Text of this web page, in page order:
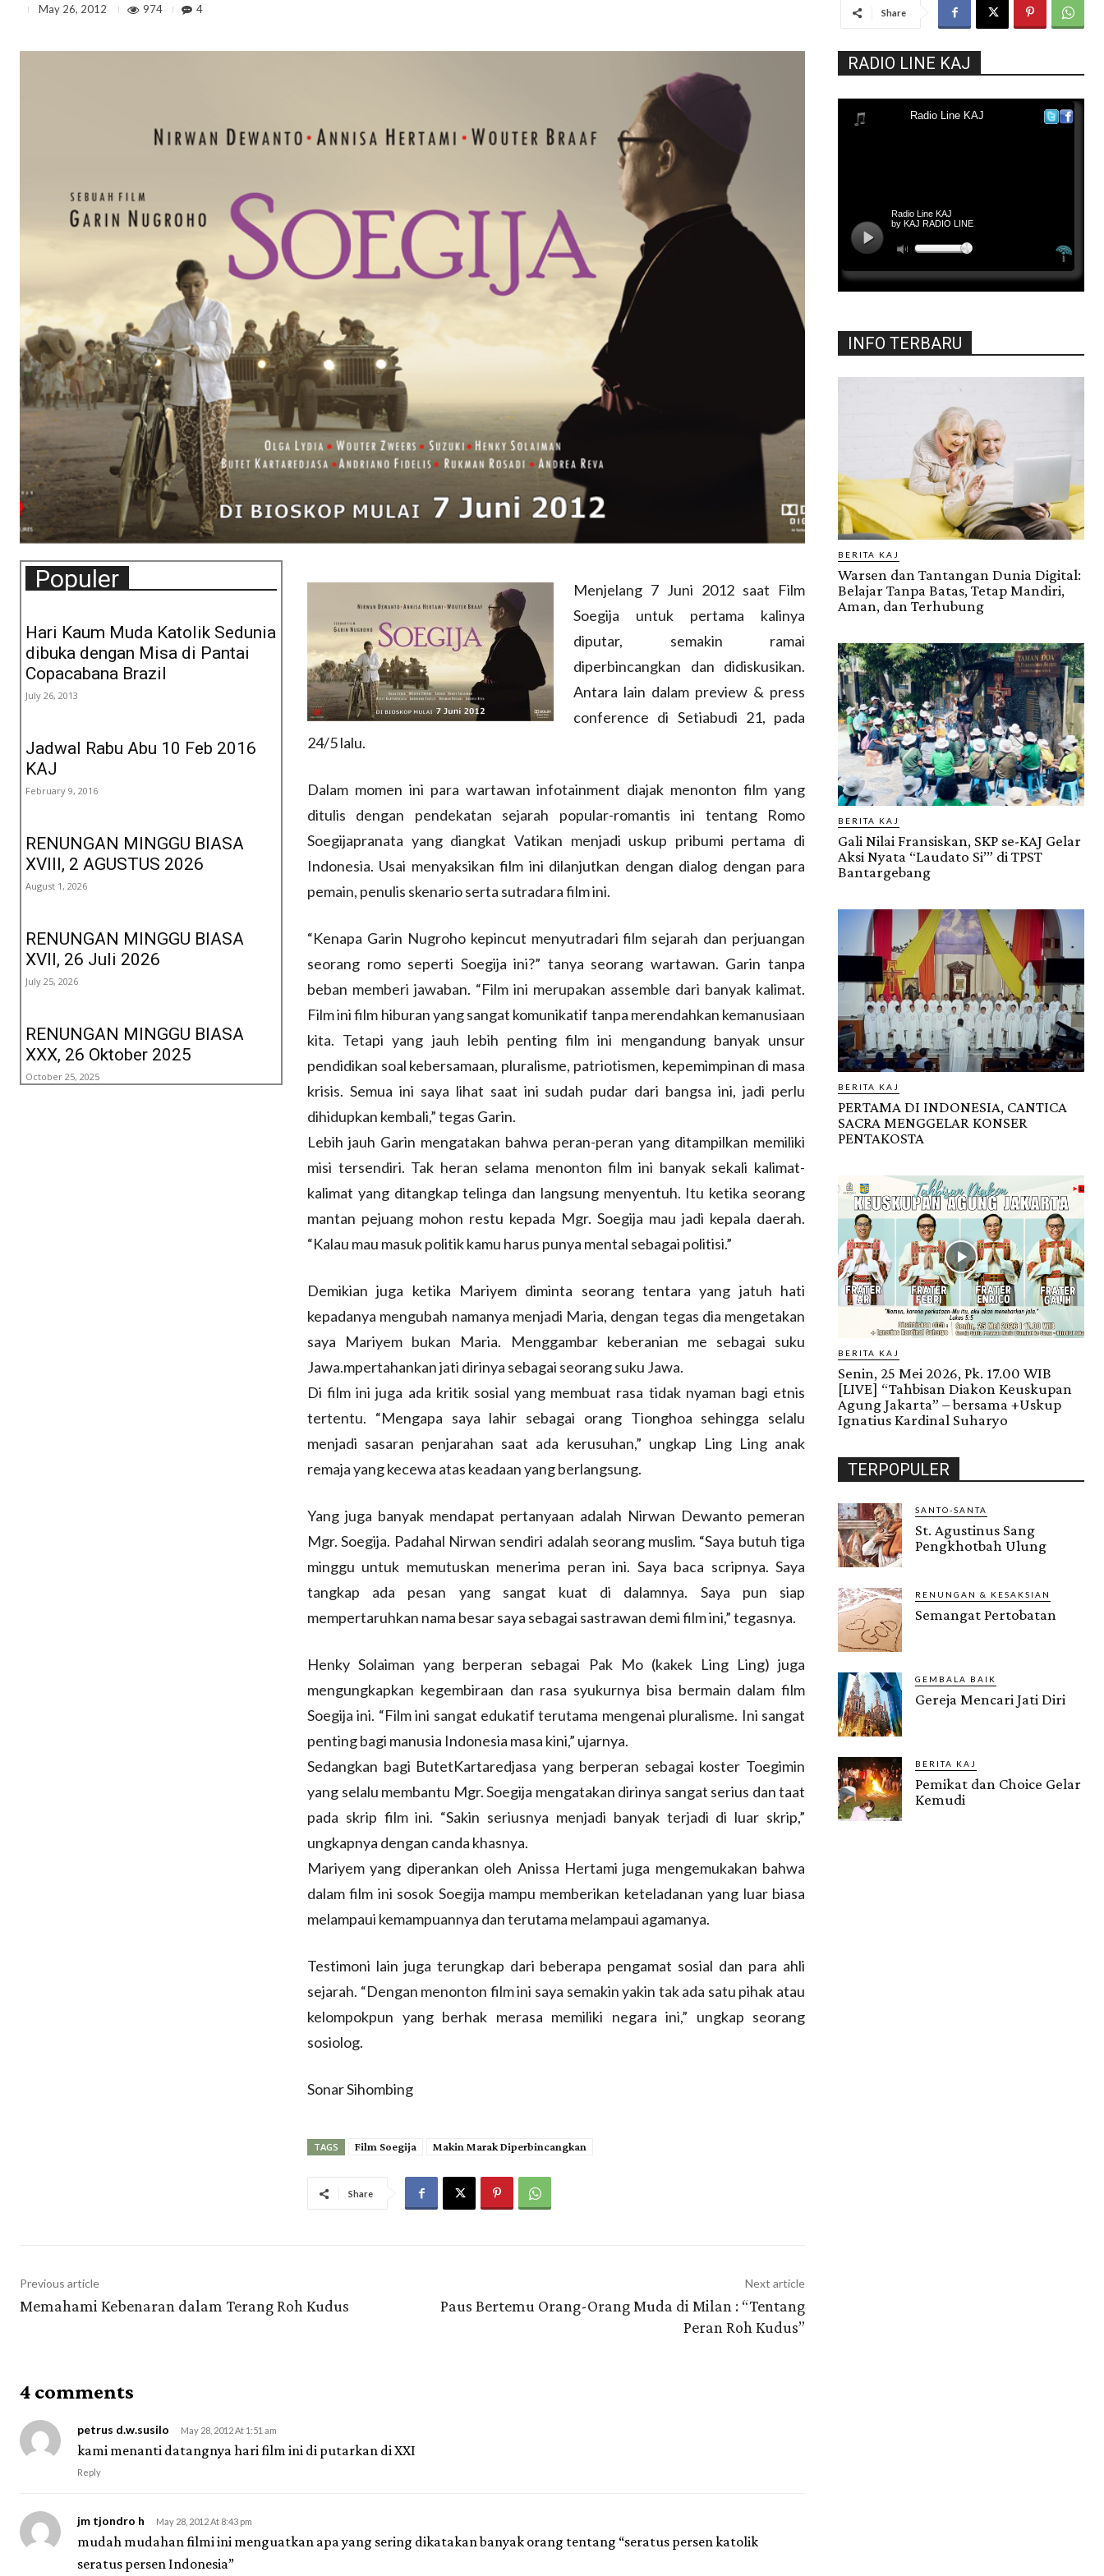
May 26, 2012 974 4 Share
Populer
Hari Kaum Muda Katolik Sedunia
dibuka dengan Misa di Pantai
Copacabana Brazil
July 26, 2013
Jadwal Rabu Abu 10 Feb 2016
KAJ
February 9, 2016
RENUNGAN MINGGU BIASA
XVIII, 2 AGUSTUS 2026
August 1, 2026
RENUNGAN MINGGU BIASA
XVII, 26 Juli 2026
July 25, 2026
RENUNGAN MINGGU BIASA
XXX, 26 Oktober 2025
October 25, 2025
Menjelang 7 Juni 2012 saat Film
Soegija untuk pertama kalinya
diputar, semakin ramai
diperbincangkan dan didiskusikan.
Antara lain dalam preview & press
conference di Setiabudi 21, pada
24/5 lalu.
Dalam momen ini para wartawan infotainment diajak menonton film yang
ditulis dengan pendekatan sejarah popular-romantis ini tentang Romo
Soegijapranata yang diangkat Vatikan menjadi uskup pribumi pertama di
Indonesia. Usai menyaksikan film ini dilanjutkan dengan dialog dengan para
pemain, penulis skenario serta sutradara film ini.
“Kenapa Garin Nugroho kepincut menyutradari film sejarah dan perjuangan
seorang romo seperti Soegija ini?” tanya seorang wartawan. Garin tanpa
beban memberi jawaban. “Film ini merupakan assemble dari banyak kalimat.
Film ini film hiburan yang sangat komunikatif tanpa merendahkan kemanusiaan
kita. Tetapi yang jauh lebih penting film ini mengandung banyak unsur
pendidikan soal kebersamaan, pluralisme, patriotismen, kepemimpinan di masa
krisis. Semua ini saya lihat saat ini sudah pudar dari bangsa ini, jadi perlu
dihidupkan kembali,” tegas Garin.
Lebih jauh Garin mengatakan bahwa peran-peran yang ditampilkan memiliki
misi tersendiri. Tak heran selama menonton film ini banyak sekali kalimat-
kalimat yang ditangkap telinga dan langsung menyentuh. Itu ketika seorang
mantan pejuang mohon restu kepada Mgr. Soegija mau jadi kepala daerah.
“Kalau mau masuk politik kamu harus punya mental sebagai politisi.”
Demikian juga ketika Mariyem diminta seorang tentara yang jatuh hati
kepadanya mengubah namanya menjadi Maria, dengan tegas dia mengetakan
saya Mariyem bukan Maria. Menggambar keberanian me sebagai suku
Jawa.mpertahankan jati dirinya sebagai seorang suku Jawa.
Di film ini juga ada kritik sosial yang membuat rasa tidak nyaman bagi etnis
tertentu. “Mengapa saya lahir sebagai orang Tionghoa sehingga selalu
menjadi sasaran penjarahan saat ada kerusuhan,” ungkap Ling Ling anak
remaja yang kecewa atas keadaan yang berlangsung.
Yang juga banyak mendapat pertanyaan adalah Nirwan Dewanto pemeran
Mgr. Soegija. Padahal Nirwan sendiri adalah seorang muslim. “Saya butuh tiga
minggu untuk memutuskan menerima peran ini. Saya baca scripnya. Saya
tangkap ada pesan yang sangat kuat di dalamnya. Saya pun siap
mempertaruhkan nama besar saya sebagai sastrawan demi film ini,” tegasnya.
Henky Solaiman yang berperan sebagai Pak Mo (kakek Ling Ling) juga
mengungkapkan kegembiraan dan rasa syukurnya bisa bermain dalam film
Soegija ini. “Film ini sangat edukatif terutama mengenai pluralisme. Ini sangat
penting bagi manusia Indonesia masa kini,” ujarnya.
Sedangkan bagi ButetKartaredjasa yang berperan sebagai koster Toegimin
yang selalu membantu Mgr. Soegija mengatakan dirinya sangat serius dan taat
pada skrip film ini. “Sakin seriusnya menjadi banyak terjadi di luar skrip,”
ungkapnya dengan canda khasnya.
Mariyem yang diperankan oleh Anissa Hertami juga mengemukakan bahwa
dalam film ini sosok Soegija mampu memberikan keteladanan yang luar biasa
melampaui kemampuannya dan terutama melampaui agamanya.
Testimoni lain juga terungkap dari beberapa pengamat sosial dan para ahli
sejarah. “Dengan menonton film ini saya semakin yakin tak ada satu pihak atau
kelompokpun yang berhak merasa memiliki negara ini,” ungkap seorang
sosiolog.
Sonar Sihombing
TAGS Film Soegija Makin Marak Diperbincangkan
Share
Previous article
Memahami Kebenaran dalam Terang Roh Kudus
Next article
Paus Bertemu Orang-Orang Muda di Milan : “Tentang
Peran Roh Kudus”
4 comments
petrus d.w.susilo May 28, 2012 At 1:51 am
kami menanti datangnya hari film ini di putarkan di XXI
Reply
jm tjondro h May 28, 2012 At 8:43 pm
mudah mudahan filmi ini menguatkan apa yang sering dikatakan banyak orang tentang “seratus persen katolik
seratus persen Indonesia”
RADIO LINE KAJ
INFO TERBARU
BERITA KAJ
Warsen dan Tantangan Dunia Digital:
Belajar Tanpa Batas, Tetap Mandiri,
Aman, dan Terhubung
BERITA KAJ
Gali Nilai Fransiskan, SKP se-KAJ Gelar
Aksi Nyata “Laudato Si’” di TPST
Bantargebang
BERITA KAJ
PERTAMA DI INDONESIA, CANTICA
SACRA MENGGELAR KONSER
PENTAKOSTA
BERITA KAJ
Senin, 25 Mei 2026, Pk. 17.00 WIB
[LIVE] “Tahbisan Diakon Keuskupan
Agung Jakarta” – bersama +Uskup
Ignatius Kardinal Suharyo
TERPOPULER
SANTO-SANTA
St. Agustinus Sang
Pengkhotbah Ulung
RENUNGAN & KESAKSIAN
Semangat Pertobatan
GEMBALA BAIK
Gereja Mencari Jati Diri
BERITA KAJ
Pemikat dan Choice Gelar
Kemudi
Gendis.ID